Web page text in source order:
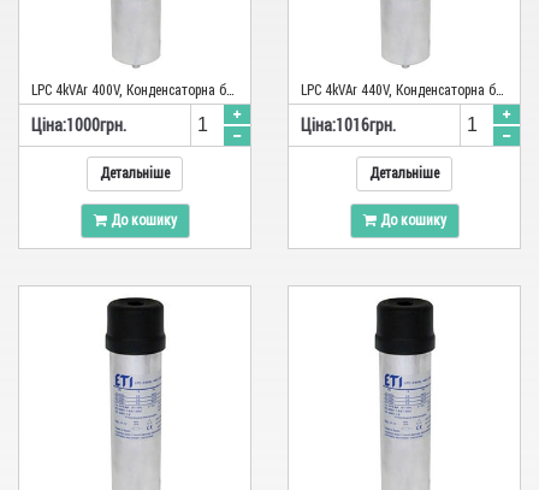
LPC 4kVAr 400V, Конденсаторна батарея ETI
Цiна:1000грн.
Детальніше
До кошику
LPC 4kVAr 440V, Конденсаторна батарея ETI
Цiна:1016грн.
Детальніше
До кошику